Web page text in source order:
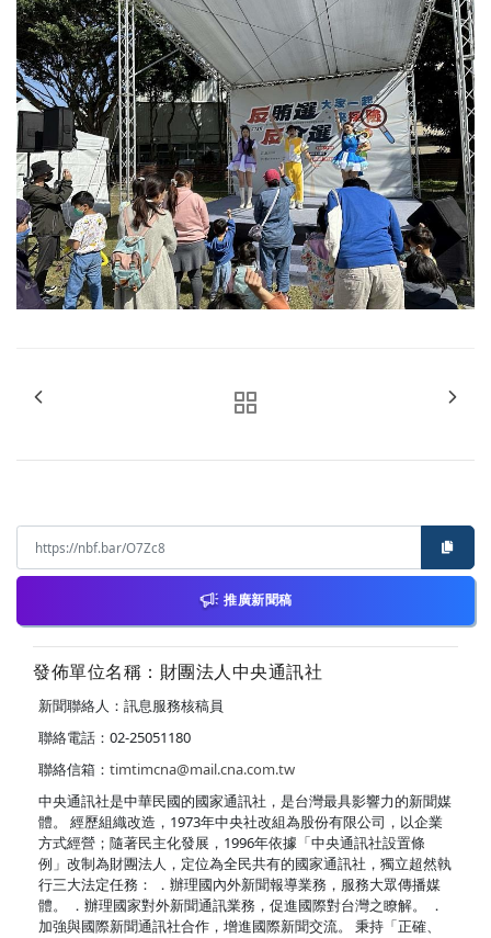
推廣新聞稿
發佈單位名稱：財團法人中央通訊社
新聞聯絡人：訊息服務核稿員
聯絡電話：02-25051180
聯絡信箱： timtimcna@mail.cna.com.tw
中央通訊社是中華民國的國家通訊社，是台灣最具影響力的新聞媒
體。 經歷組織改造，1973年中央社改組為股份有限公司，以企業
方式經營；隨著民主化發展，1996年依據「中央通訊社設置條
例」改制為財團法人，定位為全民共有的國家通訊社，獨立超然執
行三大法定任務： ．辦理國內外新聞報導業務，服務大眾傳播媒
體。 ．辦理國家對外新聞通訊業務，促進國際對台灣之瞭解。 ．
加強與國際新聞通訊社合作，增進國際新聞交流。 秉持「正確、